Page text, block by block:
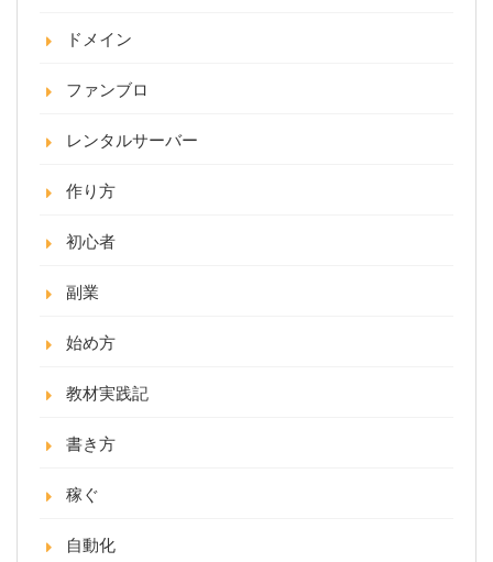
ドメイン
ファンブロ
レンタルサーバー
作り方
初心者
副業
始め方
教材実践記
書き方
稼ぐ
自動化